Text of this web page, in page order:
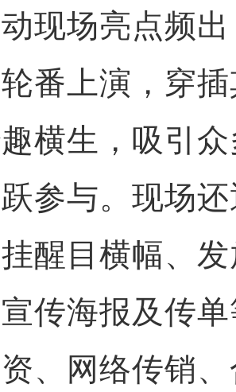
场亮点频出
番上演，穿
横生，吸引
参与。现场
醒目横幅、
传海报及传
、网络传销